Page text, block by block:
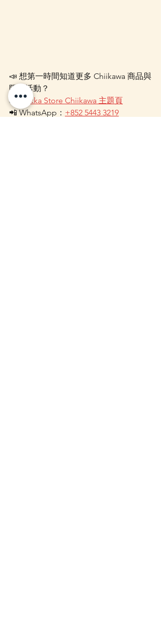
📣 想第一時間知道更多 Chiikawa 商品與
限定活動？
👉 Zakka Store Chiikawa 主題頁
📲 WhatsApp： +852 5443 3219